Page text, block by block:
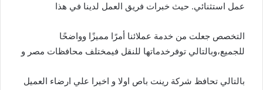
عمل استثنائي. حيث خبرات فريق العمل لدينا في هذا
التخصص جعلت من خدمة عملائنا أمرًا مميزًا وواضحًا
للجميع،وبالتالي توفرخدماتها للنقل فيمختلف محافظات مصر و
بالتالي تحافظ شركة رينت باص اولا و اخيرا علي ارضاء العميل